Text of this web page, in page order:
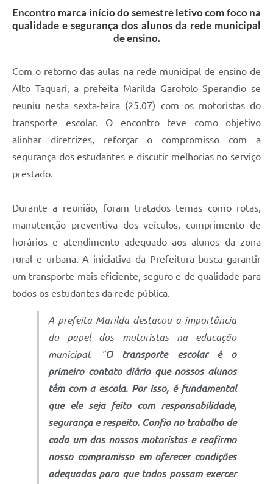
Encontro marca início do semestre letivo com foco na
qualidade e segurança dos alunos da rede municipal
de ensino.
Com o retorno das aulas na rede municipal de ensino de
Alto Taquari, a prefeita Marilda Garofolo Sperandio se
reuniu nesta sexta-feira (25.07) com os motoristas do
transporte escolar. O encontro teve como objetivo
alinhar diretrizes, reforçar o compromisso com a
segurança dos estudantes e discutir melhorias no serviço
prestado.
Durante a reunião, foram tratados temas como rotas,
manutenção preventiva dos veículos, cumprimento de
horários e atendimento adequado aos alunos da zona
rural e urbana. A iniciativa da Prefeitura busca garantir
um transporte mais eficiente, seguro e de qualidade para
todos os estudantes da rede pública.
A prefeita Marilda destacou a importância
do papel dos motoristas na educação
municipal. "O transporte escolar é o
primeiro contato diário que nossos alunos
têm com a escola. Por isso, é fundamental
que ele seja feito com responsabilidade,
segurança e respeito. Confio no trabalho de
cada um dos nossos motoristas e reafirmo
nosso compromisso em oferecer condições
adequadas para que todos possam exercer